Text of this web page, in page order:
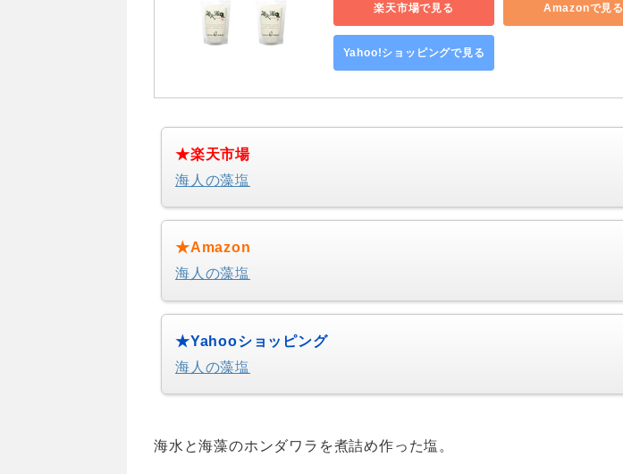
楽天市場で見る Amazonで見る
Yahoo!ショッピングで見る
★楽天市場
海人の藻塩
★Amazon
海人の藻塩
★Yahooショッピング
海人の藻塩
海水と海藻のホンダワラを煮詰め作った塩。